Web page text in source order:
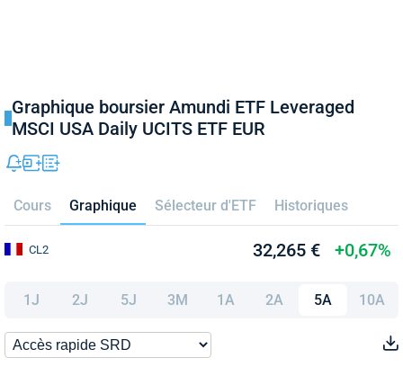
Graphique boursier Amundi ETF Leveraged
MSCI USA Daily UCITS ETF EUR
Cours Graphique Sélecteur d'ETF Historiques
CL2 32,265 € +0,67%
1J 2J 5J 3M 1A 2A 5A 10A